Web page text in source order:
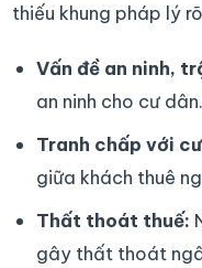
thiếu khung pháp lý
Vấn đề an ninh,
an ninh cho cư dân.
Tranh chấp với
giữa khách thuê
Thất thoát thuế:
gây thất thoát